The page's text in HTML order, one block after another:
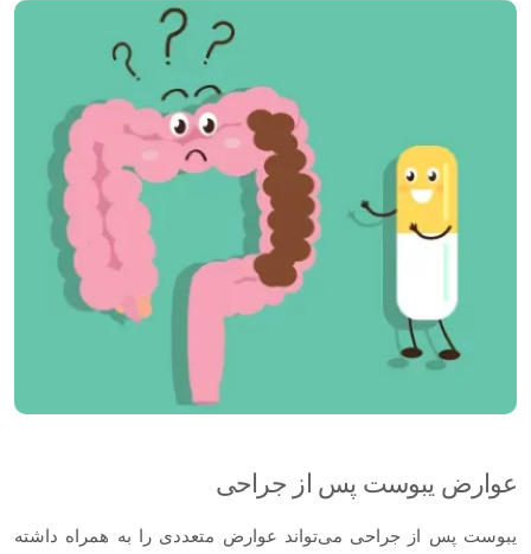
عوارض یبوست پس از جراحی
یبوست پس از جراحی می‌تواند عوارض متعددی را به همراه داشته